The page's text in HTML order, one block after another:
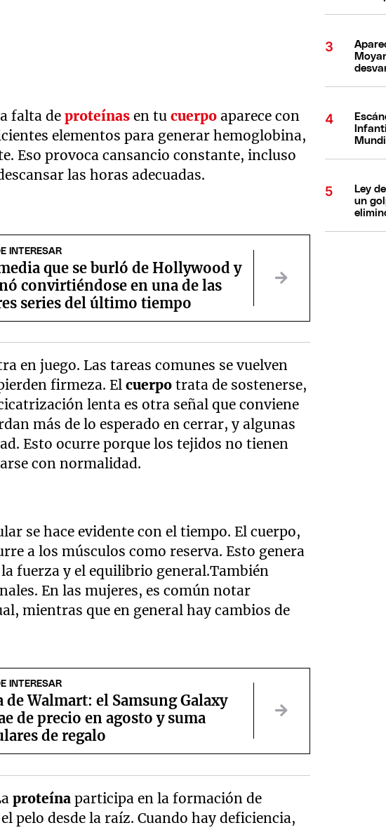
falta deproteínasen tucuerpoaparece con
elementos para generar hemoglobina,
Eso provoca cansancio constante, incluso
las horas adecuadas.
INTERESAR
que se burló de Hollywood y
convirtiéndose en una de las
series del último tiempo
en juego. Las tareas comunes se vuelven
firmeza. Elcuerpotrata de sostenerse,
lenta es otra señal que conviene
más de lo esperado en cerrar, y algunas
Esto ocurre porque los tejidos no tienen
con normalidad.
se hace evidente con el tiempo. El cuerpo,
a los músculos como reserva. Esto genera
fuerza y el equilibrio general.También
En las mujeres, es común notar
mientras que en general hay cambios de
INTERESAR
de Walmart: el Samsung Galaxy
de precio en agosto y suma
de regalo
proteínaparticipa en la formación de
pelo desde la raíz. Cuando hay deficiencia,
Ley
un